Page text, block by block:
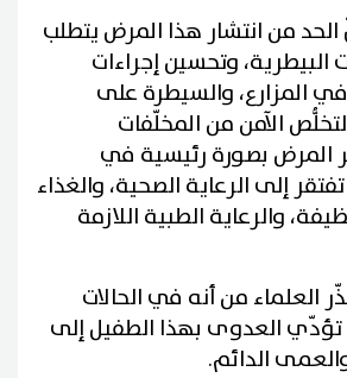
الحد من انتشار هذا المرض يتطلب
البيطرية، وتحسين إجراءات
المزارع، والسيطرة على
الآمن من المخلّفات
المرض بصورة رئيسية في
إلى الرعاية الصحية، والغذاء
والرعاية الطبية اللازمة
العلماء من أنه في الحالات
تؤدّي العدوى بهذا الطفيل إلى
الدائم.